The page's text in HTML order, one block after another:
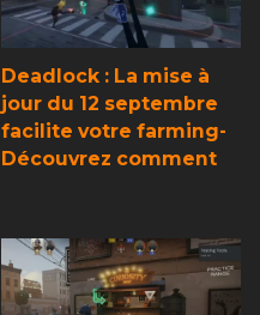
Deadlock : La mise à
jour du 12 septembre
facilite votre farming-
Découvrez comment